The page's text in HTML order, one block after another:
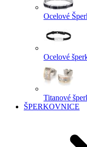
Ocelové
Ocelové
Titanové
ŠPERKOVNICE